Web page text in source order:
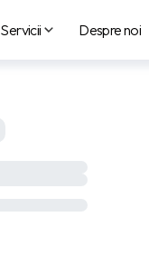
Servicii Despre noi